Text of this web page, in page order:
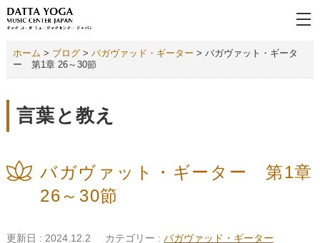
ホーム > ブログ> バガヴァッド・ギーター > バガヴァット・ギータ
ー 第1章 26～30節
言葉と教え
バガヴァット・ギーター 第1章
26～30節
更新日 : 2024.12.2 カテゴリー : バガヴァッド・ギーター